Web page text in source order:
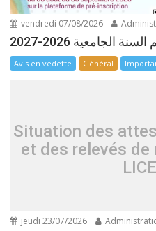
vendredi 07/08/2026
الجامعية 2026-2027
Avis en vedette Général
Situation des
et des relevés
jeudi 23/07/2026